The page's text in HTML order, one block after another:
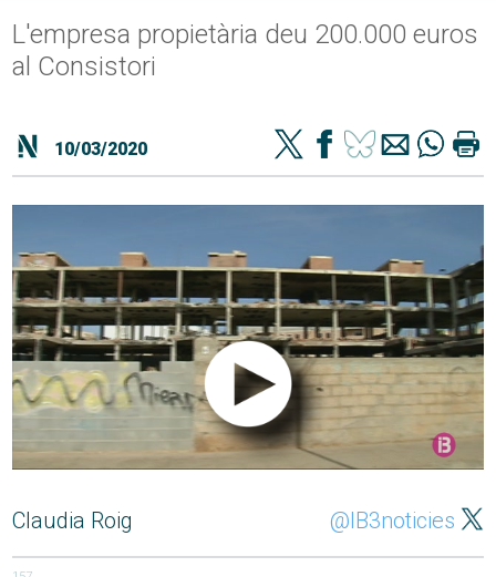
L'empresa propietària deu 200.000 euros
al Consistori
10/03/2020
Claudia Roig @IB3noticies